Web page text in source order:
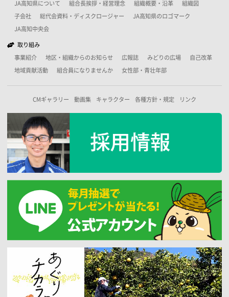
JA高知県について 組合長挨拶・経営理念 組織概要・沿革 組織図
子会社 総代会資料・ディスクロージャー JA高知県のロゴマーク
JA高知中央会
取り組み
事業紹介 地区・組織からのお知らせ 広報誌 みどりの広場 自己改革
地域貢献活動 組合員になりませんか 女性部・青壮年部
CMギャラリー 動画集 キャラクター 各種方針・規定 リンク